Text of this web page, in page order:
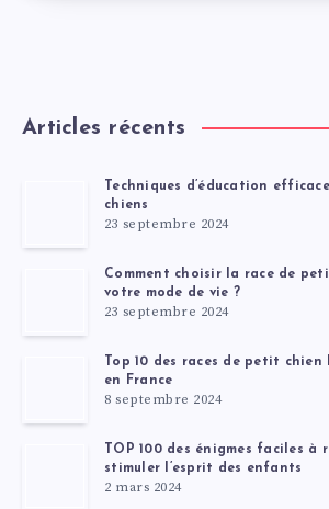
Articles récents
Techniques d’éducation
chiens
23 septembre 2024
Comment choisir la race de
votre mode de vie ?
23 septembre 2024
Top 10 des races de petit
en France
8 septembre 2024
TOP 100 des énigmes faciles à
stimuler l’esprit des enfants
2 mars 2024